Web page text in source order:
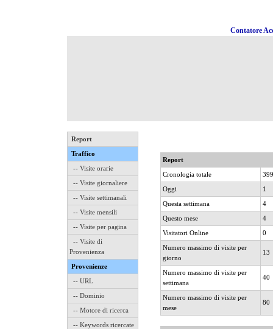
Contatore
Report
Traffico
-- Visite orarie
-- Visite giornaliere
-- Visite settimanali
-- Visite mensili
-- Visite per pagina
-- Visite di
Provenienza
Provenienze
-- URL
-- Dominio
-- Motore di ricerca
-- Keywords ricercate
Report
Cronologia totale
Oggi
1
Questa settimana
4
Questo mese
4
Visitatori Online
0
Numero massimo di visite per
giorno
13
Numero massimo di visite per
settimana
40
Numero massimo di visite per
mese
80